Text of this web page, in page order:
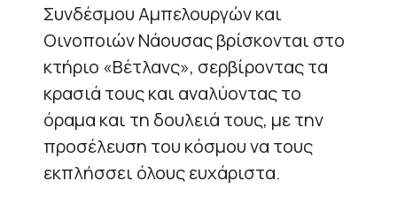
Συνδέσμου Αμπελουργών και
Οινοποιών Νάουσας βρίσκονται στο
κτήριο «Βέτλανς», σερβίροντας τα
κρασιά τους και αναλύοντας το
όραμα και τη δουλειά τους, με την
προσέλευση του κόσμου να τους
εκπλήσσει όλους ευχάριστα.